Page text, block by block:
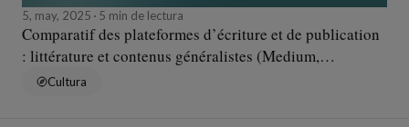
5, may, 2025 5 min de lectura
Comparatif des plateformes d’écriture et de publication
: littérature et contenus généralistes (Medium,
Panodyssey, Substack, Wattpad)
Cultura